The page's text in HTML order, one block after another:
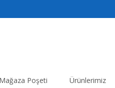
Poşeti Ürünlerimiz